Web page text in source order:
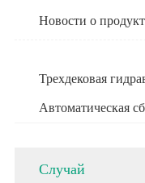
Новости о
Трехдековая
Автоматическая
Случай